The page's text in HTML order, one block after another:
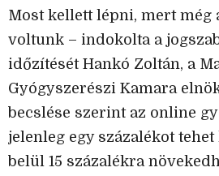
Most kellett lépni, mert még
voltunk – indokolta a
időzítését Hankó Zoltán, a
Gyógyszerészi Kamara
becslése szerint az online
jelenleg egy százalékot tehet
belül 15 százalékra